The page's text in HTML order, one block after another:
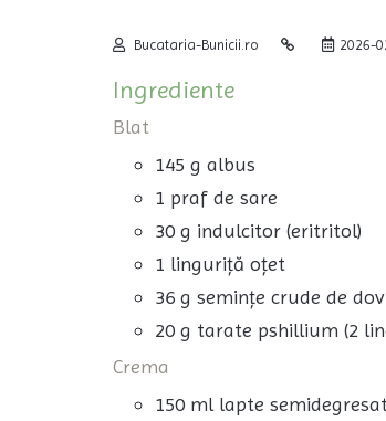
Bucataria-Bunicii.ro 2026-
Ingrediente
Blat
145 g albus
1 praf de sare
30 g indulcitor (eritritol)
1 linguriță oțet
36 g semințe crude de
20 g tarate pshillium (2
Crema
150 ml lapte